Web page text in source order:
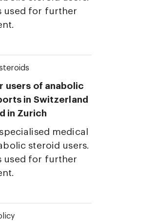
used for further
users of anabolic
in Switzerland
in Zurich
medical
steroid users.
used for further